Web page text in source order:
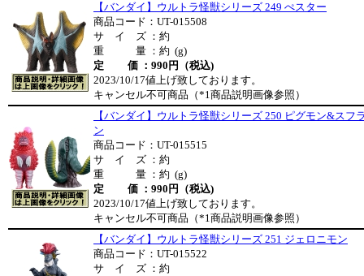
【バンダイ】ウルトラ怪獣シリーズ 249 ぺスター
商品コード：UT-015508
サ イ ズ ：約
重 量 ：約 (g)
定 価 ：990円（税込)
2023/10/17値上げ致しております。
キャンセル不可商品（*1商品説明画像参照）
【バンダイ】ウルトラ怪獣シリーズ 250 ピグモン&スフ
ン
商品コード：UT-015515
サ イ ズ ：約
重 量 ：約 (g)
定 価 ：990円（税込)
2023/10/17値上げ致しております。
キャンセル不可商品（*1商品説明画像参照）
【バンダイ】ウルトラ怪獣シリーズ 251 ジェロニモン
商品コード：UT-015522
サ イ ズ ：約